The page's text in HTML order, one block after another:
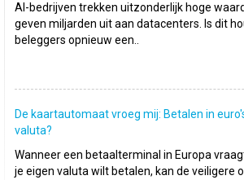
AI-bedrijven trekken uitzonderlijk hoge
geven miljarden uit aan datacenters. Is dit
beleggers opnieuw een..
De kaartautomaat vroeg mij: Betalen in
valuta?
Wanneer een betaalterminal in Europa
je eigen valuta wilt betalen, kan de veiligere